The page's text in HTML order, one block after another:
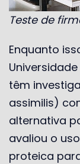
Teste de
Enquanto
têm
assimilis)
alternativa
avaliou o
proteica